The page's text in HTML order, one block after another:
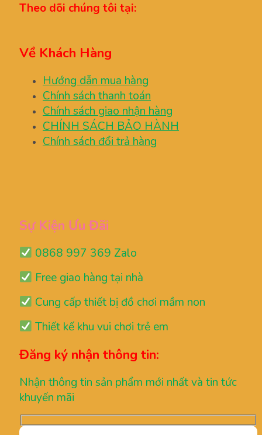
Theo dõi chúng tôi tại:
Về Khách Hàng
Hướng dẫn mua hàng
Chính sách thanh toán
Chính sách giao nhận hàng
CHÍNH SÁCH BẢO HÀNH
Chính sách đổi trả hàng
Sự Kiện Ưu Đãi
0868 997 369 Zalo
Free giao hàng tại nhà
Cung cấp thiết bị đồ chơi mầm non
Thiết kế khu vui chơi trẻ em
Đăng ký nhận thông tin:
Nhận thông tin sản phẩm mới nhất và tin tức
khuyến mãi